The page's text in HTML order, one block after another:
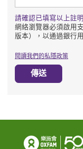
請確認已填寫以上註
網絡瀏覽器必須啟用
版本），以通過銀行
閱讀我們的私隱政策
傳送